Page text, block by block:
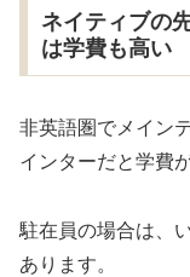
ネイティブの
は学費も高い
非英語圏でメイン
インターだと学費
駐在員の場合は、
あります。